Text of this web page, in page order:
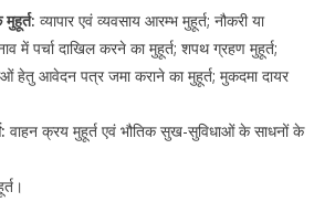
व्यापार एवं व्यवसाय आरम्‍भ मुहूर्त; नौकरी या
में पर्चा दाखिल करने का मुहूर्त; शपथ ग्रहण मुहूर्त;
हेतु आवेदन पत्र जमा कराने का मुहूर्त; मुकदमा दायर
वाहन क्रय मुहूर्त एवं भौतिक सुख-सुविधाओं के साधनों के